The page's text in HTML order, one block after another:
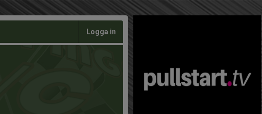
Logga in